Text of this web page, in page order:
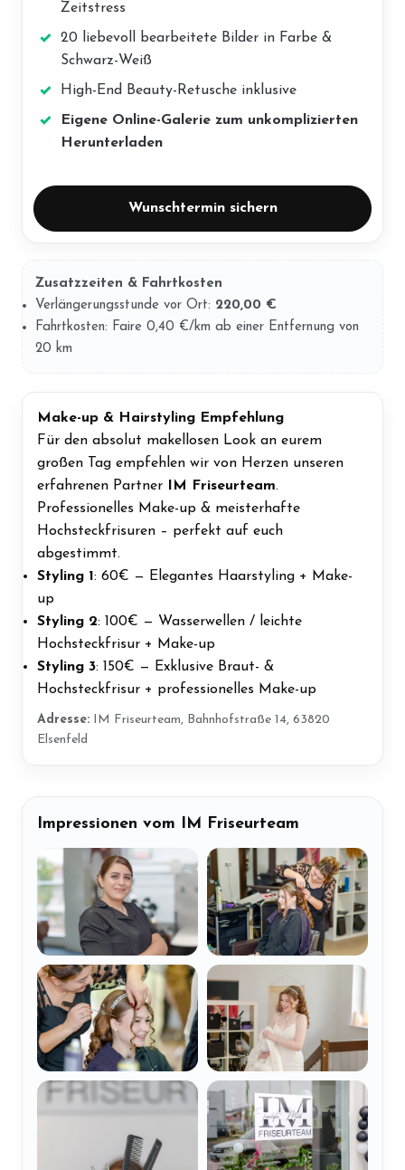
Zeitstress
20 liebevoll bearbeitete Bilder in Farbe &
Schwarz-Weiß
High-End Beauty-Retusche inklusive
Eigene Online-Galerie zum unkomplizierten
Herunterladen
Wunschtermin sichern
Zusatzzeiten & Fahrtkosten
Verlängerungsstunde vor Ort: 220,00 €
Fahrtkosten: Faire 0,40 €/km ab einer Entfernung von
20 km
Make-up & Hairstyling Empfehlung
Für den absolut makellosen Look an eurem
großen Tag empfehlen wir von Herzen unseren
erfahrenen Partner
IM Friseurteam.
Professionelles Make-up & meisterhafte
Hochsteckfrisuren – perfekt auf euch
abgestimmt.
Styling 1 : 60€ — Elegantes Haarstyling + Make-
up
Styling 2: 100€ — Wasserwellen / leichte
Hochsteckfrisur + Make-up
Styling 3: 150€ — Exklusive Braut- &
Hochsteckfrisur + professionelles Make-up
Adresse: IM Friseurteam, Bahnhofstraße 14, 63820
Elsenfeld
Impressionen vom IM Friseurteam